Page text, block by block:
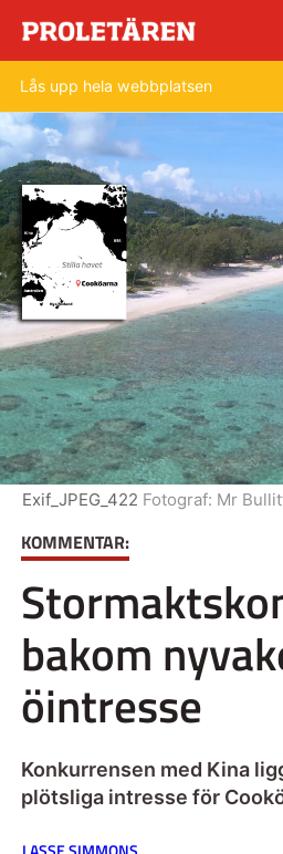
Lås upp hela webbplatsen
KOMMENTAR:
bakom
öintresse
Konkurrensen med Kina
plötsliga intresse för
Exif_JPEG_422 Fotograf: Mr